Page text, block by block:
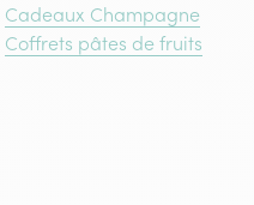
Cadeaux Champagne
Coffrets pâtes de fruits